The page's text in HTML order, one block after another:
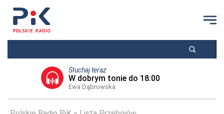
Słuchaj teraz
W dobrym tonie do 18:00
Ewa Dąbrowska